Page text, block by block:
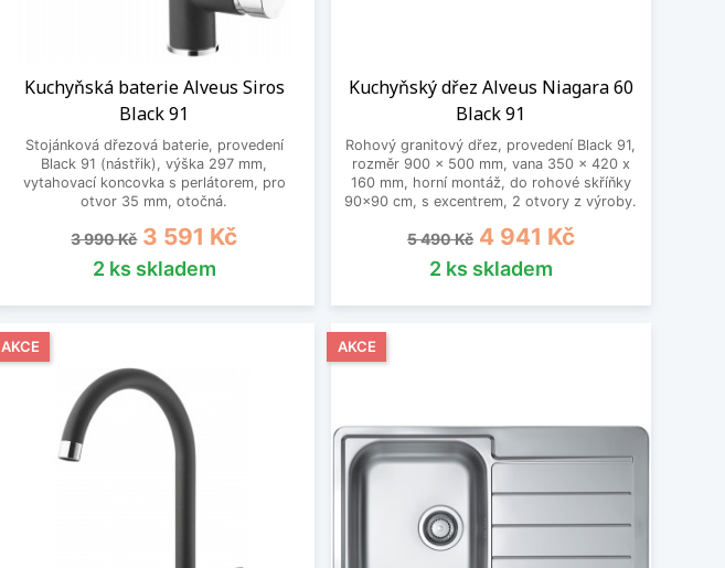
Kuchyňská baterie Alveus Siros
Black 91
Stojánková dřezová baterie, provedení
Black 91 (nástřik), výška 297 mm,
vytahovací koncovka s perlátorem, pro
otvor 35 mm, otočná.
Běžná cena
3 990 Kč Cena
3 591 Kč
2 ks skladem
Kuchyňský dřez Alveus Niagara 60
Black 91
Rohový granitový dřez, provedení Black 91,
rozměr 900 x 500 mm, vana 350 x 420 x
160 mm, horní montáž, do rohové skříňky
90x90 cm, s excentrem, 2 otvory z výroby.
Běžná cena
5 490 Kč Cena
4 941 Kč
2 ks skladem
AKCE AKCE